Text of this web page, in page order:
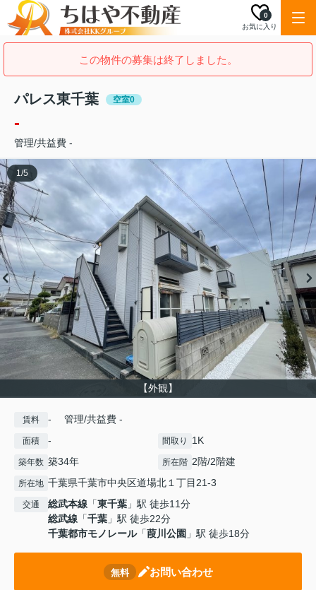
お気に入り
0
この物件の募集は終了しました。
パレス東千葉 空室0
-
管理/共益費 -
【外観】
1/5
賃料 - 管理/共益費 -
面積 - 間取り 1K
築年数 築34年 所在階 2階/2階建
所在地 千葉県千葉市中央区道場北１丁目21-3
交通 総武本線 「東千葉 」駅 徒歩11分
総武線 「千葉 」駅 徒歩22分
千葉都市モノレール「葭川公園 」駅 徒歩18分
無料 お問い合わせ